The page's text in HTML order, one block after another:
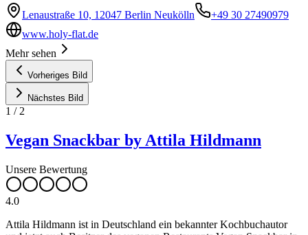
Lenaustraße 10, 12047 Berlin Neukölln
+49 30 27490979
www.holy-flat.de
Mehr sehen
Vorheriges Bild
Nächstes Bild
1 /2
Vegan Snackbar by Attila Hildmann
Unsere Bewertung
4.0
Attila Hildmann ist in Deutschland ein bekannter Kochbuchautor